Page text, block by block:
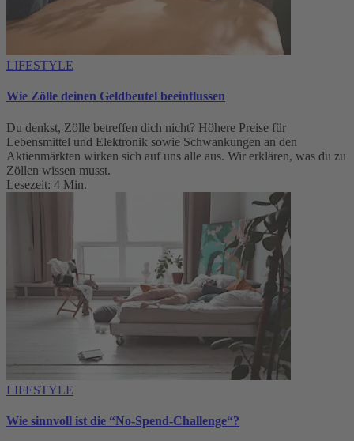
LIFESTYLE
Wie Zölle deinen Geldbeutel beeinflussen
Du denkst, Zölle betreffen dich nicht? Höhere Preise für
Lebensmittel und Elektronik sowie Schwankungen an den
Aktienmärkten wirken sich auf uns alle aus. Wir erklären, was du zu
Zöllen wissen musst.
Lesezeit: 4 Min.
LIFESTYLE
Wie sinnvoll ist die “No-Spend-Challenge“?